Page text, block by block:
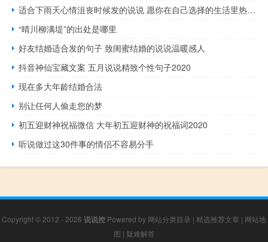
适合下雨天心情沮丧时候发的说说 愿你在自己选择的生活里热情地活着
“晴川柳满堤”的出处是哪里
好友结婚适合发的句子 致闺蜜结婚的说说温暖感人
抖音神仙宝藏文案 五月说说精致个性句子2020
现在多大年龄结婚合法
别让任何人偷走您的梦
初五迎财神祝福微信 大年初五迎财神的祝福词2020
听说做过这30件事的情侣不容易分手
Copyright © 2012 - 2026 说说控 Powered by 网站分类目录 | 精选推荐文章 | 网站地
图 | 疑难解答